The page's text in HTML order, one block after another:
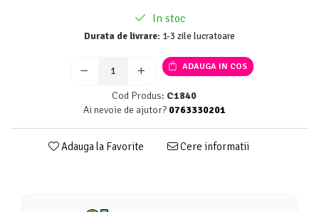
In stoc
Durata de livrare: 1-3 zile lucratoare
ADAUGA IN COS
Cod Produs: C1840
Ai nevoie de ajutor? 0763330201
Adauga la Favorite Cere informatii